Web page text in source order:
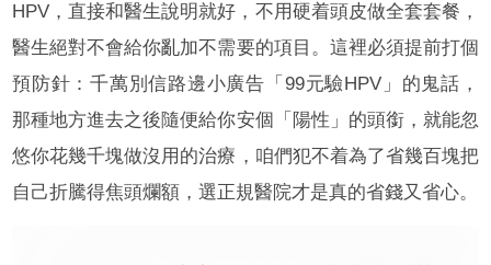
HPV，直接和醫生說明就好，不用硬着頭皮做全套套餐，
醫生絕對不會給你亂加不需要的項目。這裡必須提前打個
預防針：千萬別信路邊小廣告「99元驗HPV」的鬼話，
那種地方進去之後隨便給你安個「陽性」的頭銜，就能忽
悠你花幾千塊做沒用的治療，咱們犯不着為了省幾百塊把
自己折騰得焦頭爛額，選正規醫院才是真的省錢又省心。